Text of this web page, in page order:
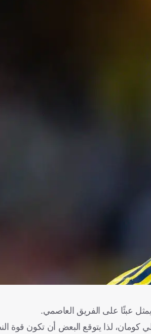
عبئًا على الفريق العاصمي.
لذا يتوقع البعض أن تكون قوة